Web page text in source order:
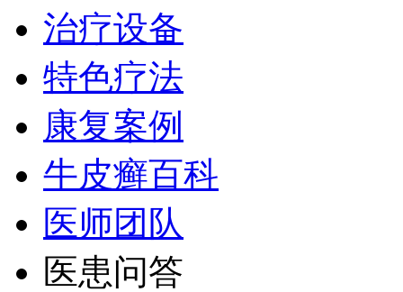
治疗设备
特色疗法
康复案例
牛皮癣百科
医师团队
医患问答